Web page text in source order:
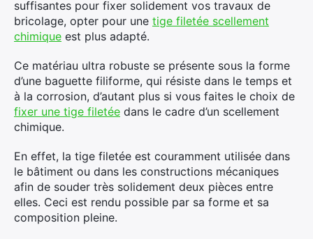
suffisantes pour fixer solidement vos travaux de
bricolage, opter pour une tige filetée scellement
chimique est plus adapté.
Ce matériau ultra robuste se présente sous la forme
d’une baguette filiforme, qui résiste dans le temps et
à la corrosion, d’autant plus si vous faites le choix de
fixer une tige filetée dans le cadre d’un scellement
chimique.
En effet, la tige filetée est couramment utilisée dans
le bâtiment ou dans les constructions mécaniques
afin de souder très solidement deux pièces entre
elles. Ceci est rendu possible par sa forme et sa
composition pleine.